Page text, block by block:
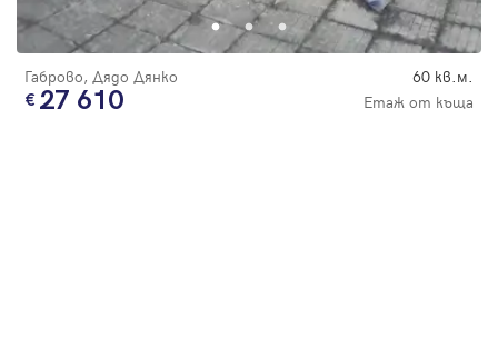
Габрово, Дядо Дянко 60 кв.м.
27 610 Етаж от къща